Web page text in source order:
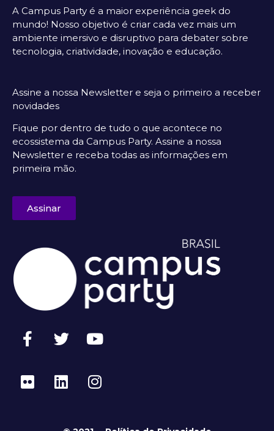
A Campus Party é a maior experiência geek do
mundo! Nosso objetivo é criar cada vez mais um
ambiente imersivo e disruptivo para debater sobre
tecnologia, criatividade, inovação e educação.
Assine a nossa Newsletter e seja o primeiro a receber
novidades
Fique por dentro de tudo o que acontece no
ecossistema da Campus Party. Assine a nossa
Newsletter e receba todas as informações em
primeira mão.
Assinar